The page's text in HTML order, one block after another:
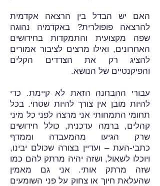
האם יש הבדל בין הרצאה אקדמית
להרצאה פופולרית? באקדמיה נהוגה
שפה מקצועית והתמקדות בחידושים
האחרונים, ואילו מרצים לציבור אמורים
להציג רק את הצדדים הקלים
והפיקנטיים של הנושא.
עבורי ההבחנה הזאת לא קיימת. כדי
להיות מובן אין צורך להיות שטחי. בכל
תחומי התמחותי אני מרצה לפני כל מיני
קהלים, ברמה עדכנית, כולל חידושים
שרק הגיעו מהמעבדה וממדף
כתבי-העת – ועדיין בצורה שכולם יבינו,
ויוכלו לשאול, ושזה יהיה מרתק להם כמו
שזה מרתק אותי. אני גם מאמין
שהעלאת חיוך או צחוק על פני השומעים